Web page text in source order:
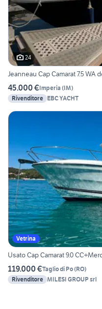
24
Jeanneau Cap Camarat 7.5 WA
45.000 €Imperia (IM)
Rivenditore EBC YACHT
Vetrina
Usato Cap Camarat 9.0
119.000 €Taglio di Po(RO)
Rivenditore MILESI GROUP srl